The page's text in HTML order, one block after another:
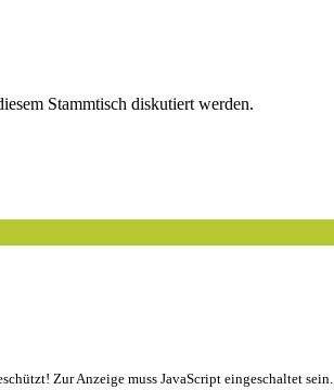
Stammtisch diskutiert werden.
Zur Anzeige muss JavaScript eingeschaltet sein.